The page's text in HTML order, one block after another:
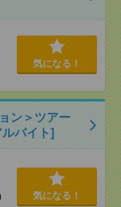
気になる！
ン＞ツアー
バイト]
気になる！